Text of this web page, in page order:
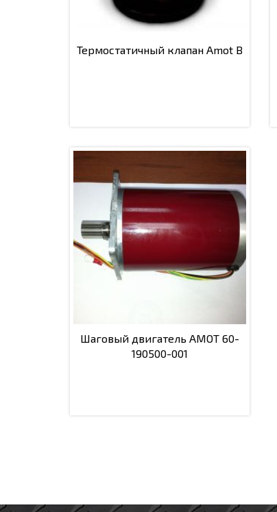
Термостатичный клапан Amot B
Шаговый двигатель AMOT 60-
190500-001